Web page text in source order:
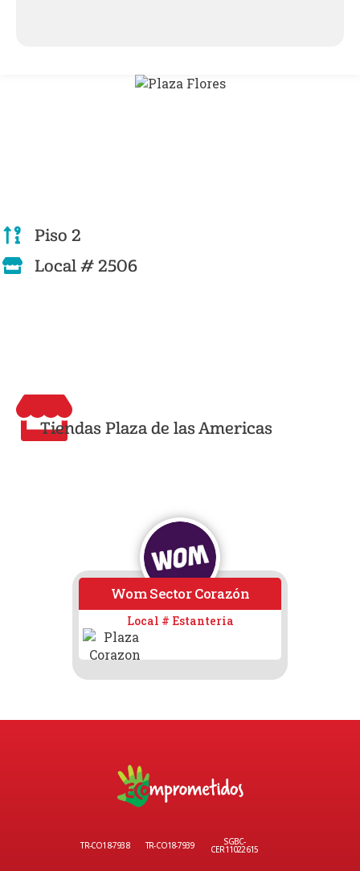
Piso 2
Local # 2506
Tiendas Plaza de las Americas
Wom Sector Corazón
Local # Estanteria
TR-CO18-7938 TR-CO18-7939 SGBC-
CER11022615